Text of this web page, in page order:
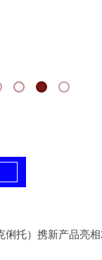
俐托）携新产品亮